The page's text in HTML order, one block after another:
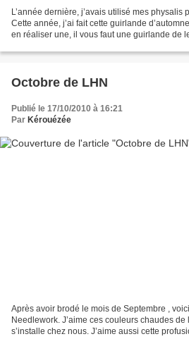
L’année dernière, j’avais utilisé mes
Cette année, j’ai fait cette guirlande
en réaliser une, il vous faut une guirlande de
Octobre de LHN
Publié le 17/10/2010 à 16:21
Par Kérouézée
Après avoir brodé le mois de Septembre ,
Needlework. J’aime ces couleurs chaudes de
s’installe chez nous. J’aime aussi cette